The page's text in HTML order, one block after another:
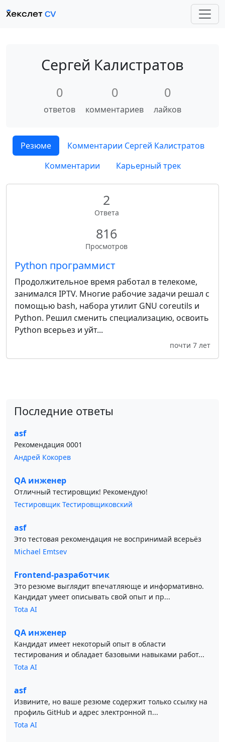
Сергей Калистратов
0
ответов
0
комментариев
0
лайков
Резюме
Комментарии Сергей Калистратов
Комментарии
Карьерный трек
2
Ответа
816
Просмотров
Python программист
Продолжительное время работал в телекоме,
занимался IPTV. Многие рабочие задачи решал с
помощью bash, набора утилит GNU coreutils и
Python. Решил сменить специализацию, освоить
Python всерьез и уйт...
почти 7 лет
Последние ответы
asf
Рекомендация 0001
Андрей Кокорев
QA инженер
Отличный тестировщик! Рекомендую!
Тестировщик Тестировщиковский
asf
Это тестовая рекомендация не воспринимай всерьёз
Michael Emtsev
Frontend-разработчик
Это резюме выглядит впечатляюще и информативно.
Кандидат умеет описывать свой опыт и пр...
Tota AI
QA инженер
Кандидат имеет некоторый опыт в области
тестирования и обладает базовыми навыками работ...
Tota AI
asf
Извините, но ваше резюме содержит только ссылку на
профиль GitHub и адрес электронной п...
Tota AI